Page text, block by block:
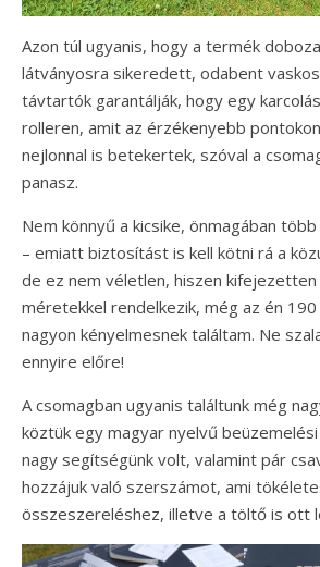
Azon túl ugyanis, hogy a termék
látványosra sikeredett, odabent
távtartók garantálják, hogy egy
rolleren, amit az érzékenyebb
nejlonnal is betekertek, szóval a
panasz.
Nem könnyű a kicsike, önmagában
– emiatt biztosítást is kell kötni rá a
de ez nem véletlen, hiszen
méretekkel rendelkezik, még az én
nagyon kényelmesnek találtam. Ne
ennyire előre!
A csomagban ugyanis találtunk még
köztük egy magyar nyelvű
nagy segítségünk volt, valamint pár
hozzájuk való szerszámot, ami
összeszereléshez, illetve a töltő is ott